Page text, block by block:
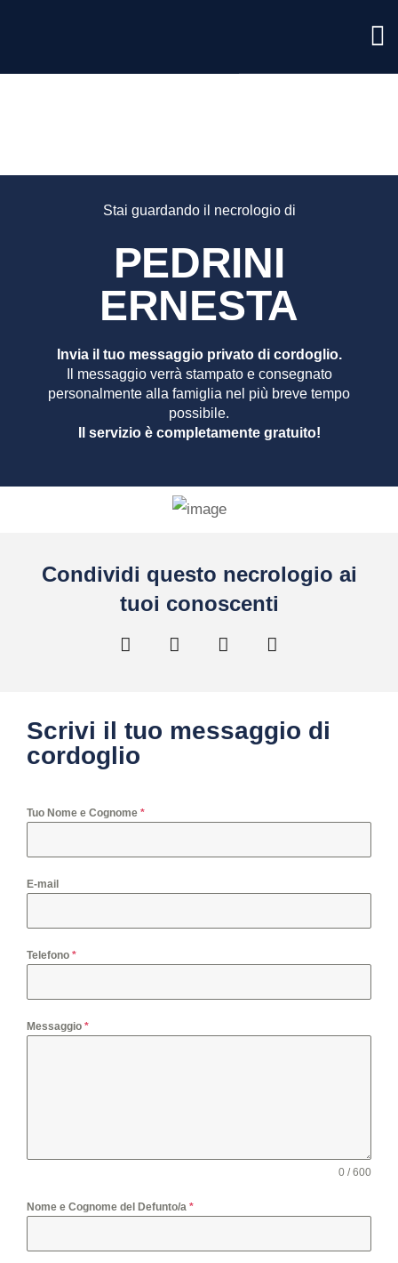
Stai guardando il necrologio di
PEDRINI
ERNESTA
Invia il tuo messaggio privato di cordoglio.
Il messaggio verrà stampato e consegnato
personalmente alla famiglia nel più breve tempo
possibile.
Il servizio è completamente gratuito!
Condividi questo necrologio ai
tuoi conoscenti
Scrivi il tuo messaggio di
cordoglio
Tuo Nome e Cognome *
E-mail
Telefono *
Messaggio *
0 / 600
Nome e Cognome del Defunto/a *